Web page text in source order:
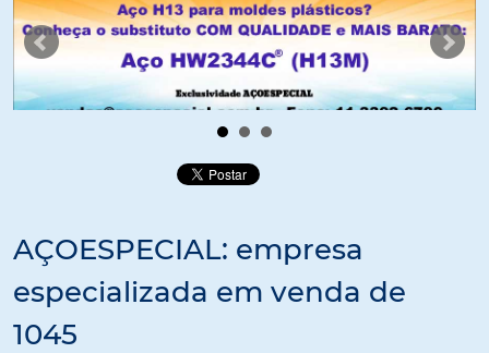
AÇOESPECIAL: empresa
especializada em venda de
1045